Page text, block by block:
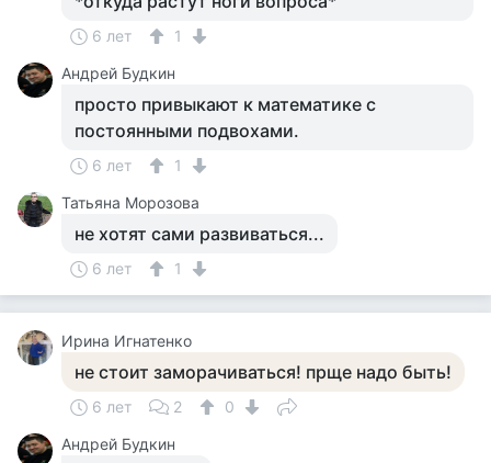
6 лет
1
Андрей Будкин
просто привыкают к математике с
постоянными подвохами.
6 лет
1
Татьяна Морозова
не хотят сами развиваться...
6 лет 1
Ирина Игнатенко
не стоит заморачиваться! прще надо быть!
6 лет 2
0
Андрей Будкин